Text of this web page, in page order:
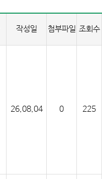
작성일 첨부파일 조회수
26.08.04 0 225